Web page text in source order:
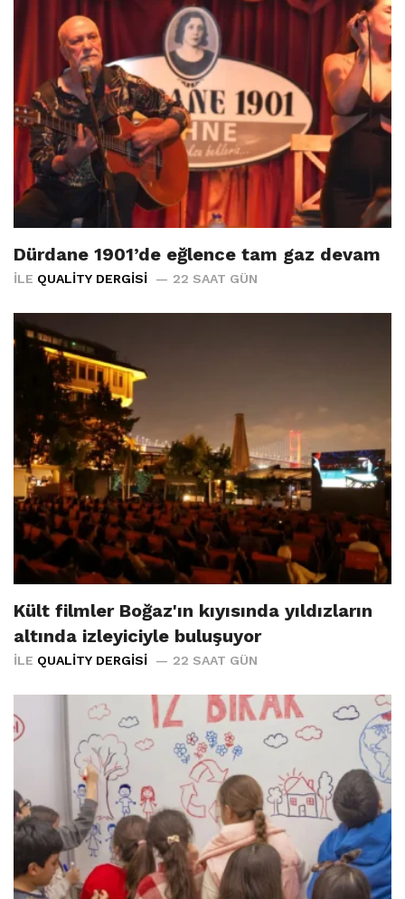
Dürdane 1901’de eğlence tam gaz devam
İLE QUALITY DERGISI 22 SAAT GÜN
Kült filmler Boğaz'ın kıyısında yıldızların
altında izleyiciyle buluşuyor
İLE QUALITY DERGISI 22 SAAT GÜN